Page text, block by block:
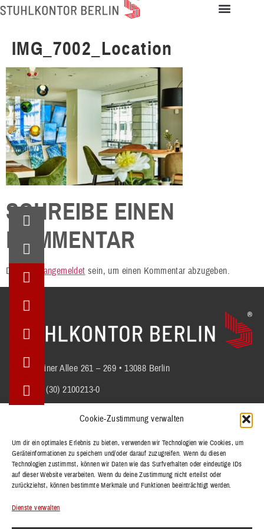
Cookie-Zustimmung verwalten
Um dir ein optimales Erlebnis zu bieten, verwenden wir Technologien wie Cookies, um
Geräteinformationen zu speichern und/oder darauf zuzugreifen. Wenn du diesen
Technologien zustimmst, können wir Daten wie das Surfverhalten oder eindeutige IDs
auf dieser Website verarbeiten. Wenn du deine Zustimmung nicht erteilst oder
zurückziehst, können bestimmte Merkmale und Funktionen beeinträchtigt werden.
Dienste verwalten
IMG_7002_Location
SCHREIBE EINEN
KOMMENTAR
Du musst angemeldet sein, um einen Kommentar abzugeben.
Berliner Allee 261 – 269 • 13088 Berlin
+49 (30) 2100213-0
STÜHLE
BÄNKE
TISCHE
REFERENZEN